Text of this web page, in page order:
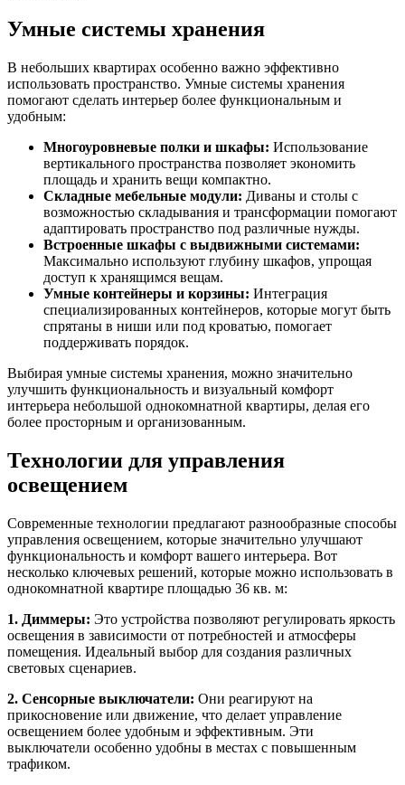
Умные системы хранения
В небольших квартирах особенно важно эффективно
использовать пространство. Умные системы хранения
помогают сделать интерьер более функциональным и
удобным:
Многоуровневые полки и шкафы: Использование
вертикального пространства позволяет экономить
площадь и хранить вещи компактно.
Складные мебельные модули: Диваны и столы с
возможностью складывания и трансформации помогают
адаптировать пространство под различные нужды.
Встроенные шкафы с выдвижными системами:
Максимально используют глубину шкафов, упрощая
доступ к хранящимся вещам.
Умные контейнеры и корзины: Интеграция
специализированных контейнеров, которые могут быть
спрятаны в ниши или под кроватью, помогает
поддерживать порядок.
Выбирая умные системы хранения, можно значительно
улучшить функциональность и визуальный комфорт
интерьера небольшой однокомнатной квартиры, делая его
более просторным и организованным.
Технологии для управления
освещением
Современные технологии предлагают разнообразные способы
управления освещением, которые значительно улучшают
функциональность и комфорт вашего интерьера. Вот
несколько ключевых решений, которые можно использовать в
однокомнатной квартире площадью 36 кв. м:
1. Диммеры: Это устройства позволяют регулировать яркость
освещения в зависимости от потребностей и атмосферы
помещения. Идеальный выбор для создания различных
световых сценариев.
2. Сенсорные выключатели: Они реагируют на
прикосновение или движение, что делает управление
освещением более удобным и эффективным. Эти
выключатели особенно удобны в местах с повышенным
трафиком.